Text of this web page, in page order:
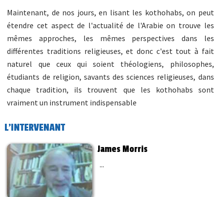
Maintenant, de nos jours, en lisant les kothohabs, on peut
étendre cet aspect de l'actualité de l'Arabie on trouve les
mêmes approches, les mêmes perspectives dans les
différentes traditions religieuses, et donc c'est tout à fait
naturel que ceux qui soient théologiens, philosophes,
étudiants de religion, savants des sciences religieuses, dans
chaque tradition, ils trouvent que les kothohabs sont
vraiment un instrument indispensable
L'INTERVENANT
James Morris
...